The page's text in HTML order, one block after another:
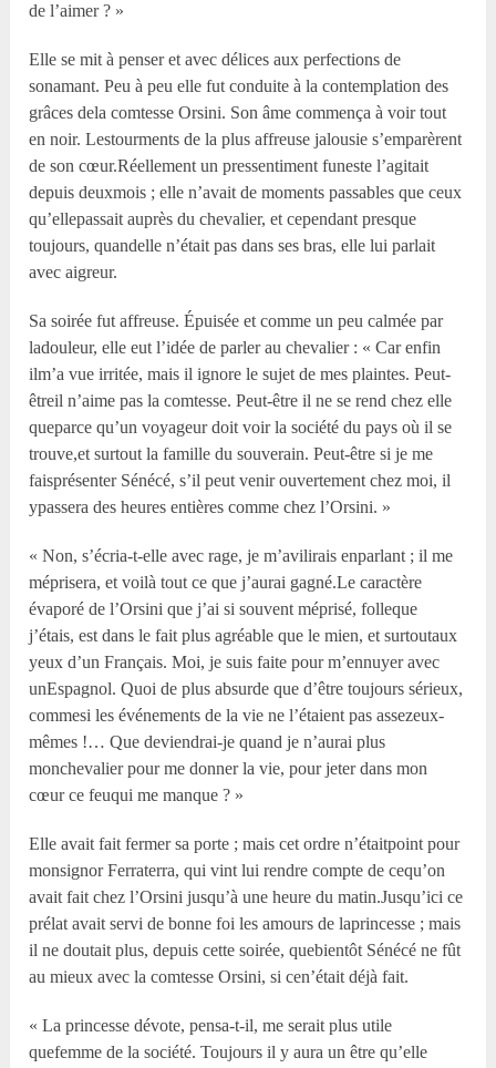
de l’aimer ? »
Elle se mit à penser et avec délices aux perfections de
sonamant. Peu à peu elle fut conduite à la contemplation des
grâces dela comtesse Orsini. Son âme commença à voir tout
en noir. Lestourments de la plus affreuse jalousie s’emparèrent
de son cœur.Réellement un pressentiment funeste l’agitait
depuis deuxmois ; elle n’avait de moments passables que ceux
qu’ellepassait auprès du chevalier, et cependant presque
toujours, quandelle n’était pas dans ses bras, elle lui parlait
avec aigreur.
Sa soirée fut affreuse. Épuisée et comme un peu calmée par
ladouleur, elle eut l’idée de parler au chevalier : « Car enfin
ilm’a vue irritée, mais il ignore le sujet de mes plaintes. Peut-
êtreil n’aime pas la comtesse. Peut-être il ne se rend chez elle
queparce qu’un voyageur doit voir la société du pays où il se
trouve,et surtout la famille du souverain. Peut-être si je me
faisprésenter Sénécé, s’il peut venir ouvertement chez moi, il
ypassera des heures entières comme chez l’Orsini. »
« Non, s’écria-t-elle avec rage, je m’avilirais enparlant ; il me
méprisera, et voilà tout ce que j’aurai gagné.Le caractère
évaporé de l’Orsini que j’ai si souvent méprisé, folleque
j’étais, est dans le fait plus agréable que le mien, et surtoutaux
yeux d’un Français. Moi, je suis faite pour m’ennuyer avec
unEspagnol. Quoi de plus absurde que d’être toujours sérieux,
commesi les événements de la vie ne l’étaient pas assezeux-
mêmes !… Que deviendrai-je quand je n’aurai plus
monchevalier pour me donner la vie, pour jeter dans mon
cœur ce feuqui me manque ? »
Elle avait fait fermer sa porte ; mais cet ordre n’étaitpoint pour
monsignor Ferraterra, qui vint lui rendre compte de cequ’on
avait fait chez l’Orsini jusqu’à une heure du matin.Jusqu’ici ce
prélat avait servi de bonne foi les amours de laprincesse ; mais
il ne doutait plus, depuis cette soirée, quebientôt Sénécé ne fût
au mieux avec la comtesse Orsini, si cen’était déjà fait.
« La princesse dévote, pensa-t-il, me serait plus utile
quefemme de la société. Toujours il y aura un être qu’elle